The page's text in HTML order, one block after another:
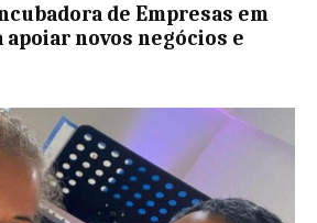
de Empresas em
novos negócios e